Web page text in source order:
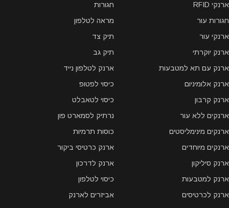
ארנקי RFID
חגורות עור
ארנקי עור
ארנק יוקרתי
ארנק עם תא למטבעות
ארנק אלומיניום
ארנק קרבון
ארנקים ללא עור
ארנקים מינימליסטים
ארנקים מיוחדים
ארנק סיליקון
ארנק למטבעות
ארנק לכרטיסים
חגורות
מראה לטלפון
תיק צד
תיק גב
ארנק לטלפון נייד
כיסוי לפטופ
כיסוי לטאבלט
נרתיק לסמארט פון
כוסות תרמיות
ארנק כרטיסי ביקור
ארנק לדרכון
כיסוי לטלפון
אביזרים לארנק